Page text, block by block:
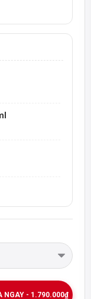
NGAY - 1.790.000₫